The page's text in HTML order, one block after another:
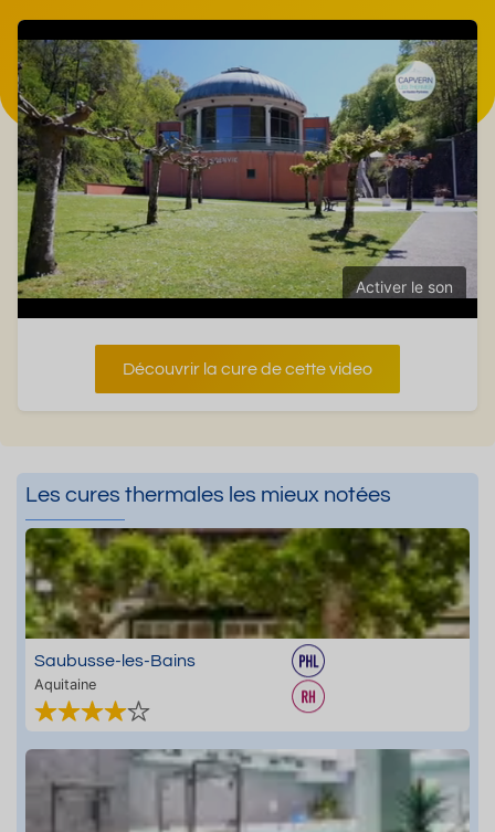
Activer le son
Découvrir la cure de cette video
Les cures thermales les mieux notées
Saubusse-les-Bains
Aquitaine